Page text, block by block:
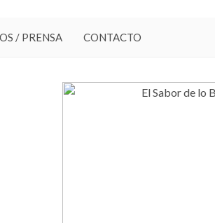
/ PRENSA CONTACTO